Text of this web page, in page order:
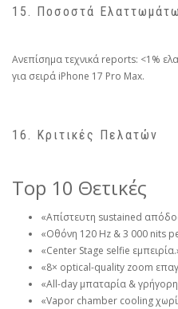
15. Ποσοστά
Ανεπίσημα τεχνικά reports: <1%
για σειρά iPhone 17 Pro Max.
16. Κριτικές Πελατών
Top 10 Θετικές
«Απίστευτη sustained
«Οθόνη 120 Hz & 3 000 nits
«Center Stage selfie
«8× optical-quality zoom
«All-day μπαταρία &
«Vapor chamber cooling